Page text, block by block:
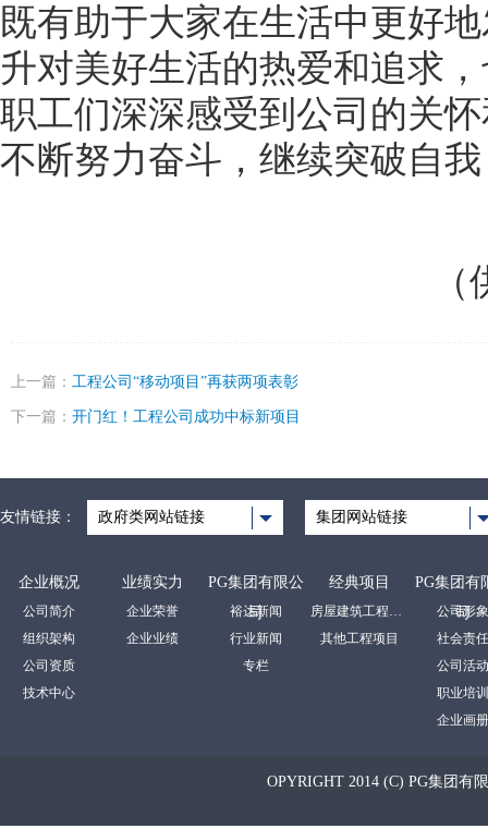
既有助于大家在生活中更好
升对美好生活的热爱和追求
职工们深深感受到公司的关
不断努力奋斗，继续突破自
上一篇： 工程公司“移动项目”再获两项表彰
下一篇： 开门红！工程公司成功中标新项目
友情链接： 政府类网站链接 集团网站链接
企业概况
公司简介
组织架构
公司资质
技术中心
业绩实力
企业荣誉
企业业绩
PG集团有限公
司
裕达新闻
行业新闻
专栏
经典项目
房屋建筑工程项目
其他工程项目
PG集团有
司
公司形象
社会责任
公司活动
职业培训
企业画册
OPYRIGHT 2014 (C) PG集团有